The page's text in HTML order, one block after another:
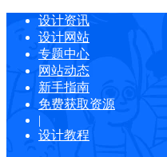
设计资讯
设计网站
专题中心
网站动态
新手指南
免费获取资源
|
设计教程